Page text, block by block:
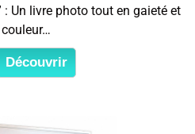
: Un livre photo tout en gaieté et
Découvrir